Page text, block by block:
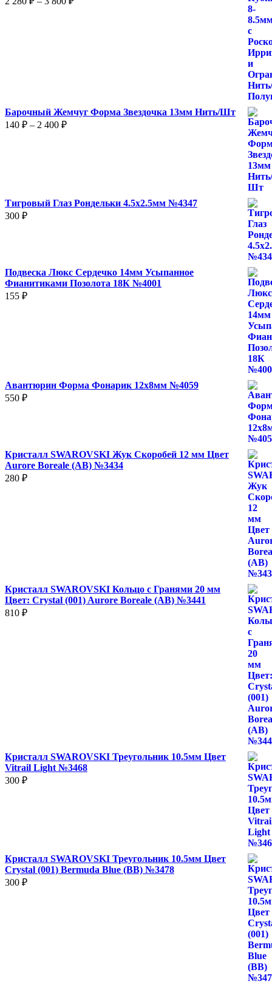
Барочный Жемчуг Форма Звездочка 13мм Нить/Шт
140 ₽ – 2 400 ₽Диапазон
Тигровый Глаз Рондельки 4.5х2.5мм №4347
300 ₽
Подвеска Люкс Сердечко 14мм Усыпанное
Фианитиками Позолота 18К №4001
155 ₽
Авантюрин Форма Фонарик 12x8мм №4059
550 ₽
Кристалл SWAROVSKI Жук Скоробей 12 мм Цвет
Aurore Boreale (AB) №3434
280 ₽
Кристалл SWAROVSKI Кольцо с Гранями 20 мм
Цвет: Crystal (001) Aurore Boreale (AB) №3441
810 ₽
Кристалл SWAROVSKI Треугольник 10.5мм Цвет
Vitrail Light №3468
300 ₽
Кристалл SWAROVSKI Треугольник 10.5мм Цвет
Crystal (001) Bermuda Blue (BB) №3478
300 ₽